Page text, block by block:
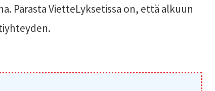
Parasta VietteLyksetissa on, että alkuun